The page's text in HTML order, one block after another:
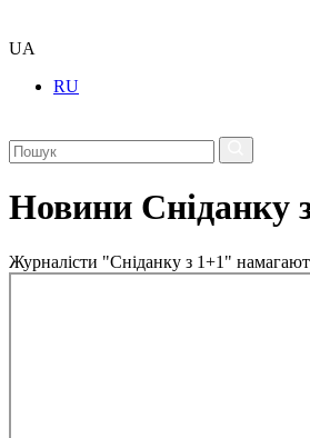
UA
RU
Новини Сніданку
Журналісти "Сніданку з 1+1"